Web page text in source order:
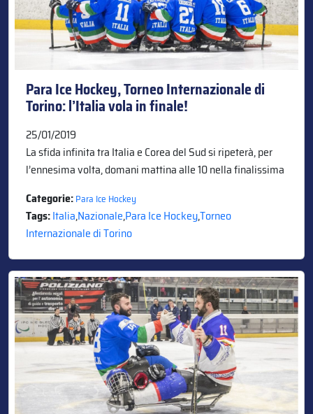
Para Ice Hockey, Torneo Internazionale di
Torino: l’Italia vola in finale!
25/01/2019
La sfida infinita tra Italia e Corea del Sud si ripeterà, per
l’ennesima volta, domani mattina alle 10 nella finalissima
Categorie:Para Ice Hockey
Tags:Italia,Nazionale,Para Ice Hockey,Torneo
Internazionale di Torino